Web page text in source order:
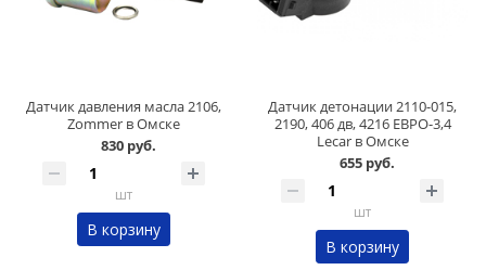
Датчик давления масла 2106,
Zommer в Омске
830 руб.
шт
В корзину
Датчик детонации 2110-015,
2190, 406 дв, 4216 ЕВРО-3,4
Lecar в Омске
655 руб.
шт
В корзину